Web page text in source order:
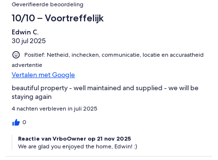
Geverifieerde beoordeling
10/10 – Voortreffelijk
Edwin C.
30 jul 2025
Positief: Netheid, inchecken, communicatie, locatie en accuraatheid
advertentie
Vertalen met Google
beautiful property - well maintained and supplied - we will be
staying again
4 nachten verbleven in juli 2025
0
Reactie van VrboOwner op 21 nov 2025
We are glad you enjoyed the home, Edwin! :)